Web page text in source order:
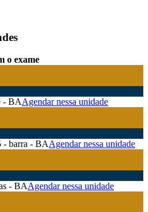
o exame
- BAAgendar nessa unidade
- barra - BAAgendar nessa unidade
- BAAgendar nessa unidade